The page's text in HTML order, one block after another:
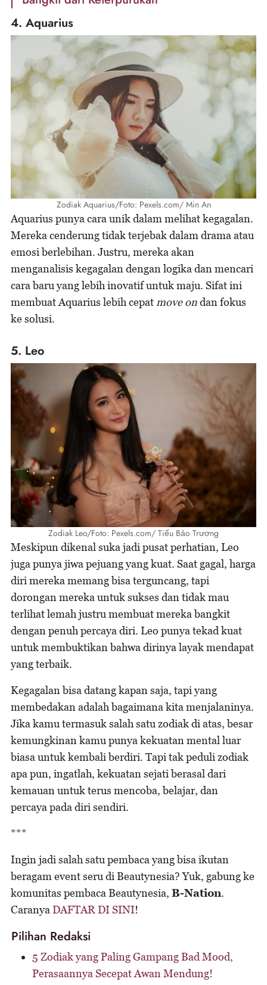
4. Aquarius
Zodiak Aquarius/Foto: Pexels.com/ Min An
Aquarius punya cara unik dalam melihat kegagalan.
Mereka cenderung tidak terjebak dalam drama atau
emosi berlebihan. Justru, mereka akan
menganalisis kegagalan dengan logika dan mencari
cara baru yang lebih inovatif untuk maju. Sifat ini
membuat Aquarius lebih cepatmove ondan fokus
ke solusi.
5. Leo
Zodiak Leo/Foto: Pexels.com/ Tiểu Bảo Trương
Meskipun dikenal suka jadi pusat perhatian, Leo
juga punya jiwa pejuang yang kuat. Saat gagal, harga
diri mereka memang bisa terguncang, tapi
dorongan mereka untuk sukses dan tidak mau
terlihat lemah justru membuat mereka bangkit
dengan penuh percaya diri. Leo punya tekad kuat
untuk membuktikan bahwa dirinya layak mendapat
yang terbaik.
Kegagalan bisa datang kapan saja, tapi yang
membedakan adalah bagaimana kita menjalaninya.
Jika kamu termasuk salah satu zodiak di atas, besar
kemungkinan kamu punya kekuatan mental luar
biasa untuk kembali berdiri. Tapi tak peduli zodiak
apa pun, ingatlah, kekuatan sejati berasal dari
kemauan untuk terus mencoba, belajar, dan
percaya pada diri sendiri.
***
Ingin jadi salah satu pembaca yang bisa ikutan
beragam event seru di Beautynesia? Yuk, gabung ke
komunitas pembaca Beautynesia, B-Nation.
Caranya DAFTAR DI SINI!
Pilihan Redaksi
5 Zodiak yang Paling Gampang Bad Mood,
Perasaannya Secepat Awan Mendung!